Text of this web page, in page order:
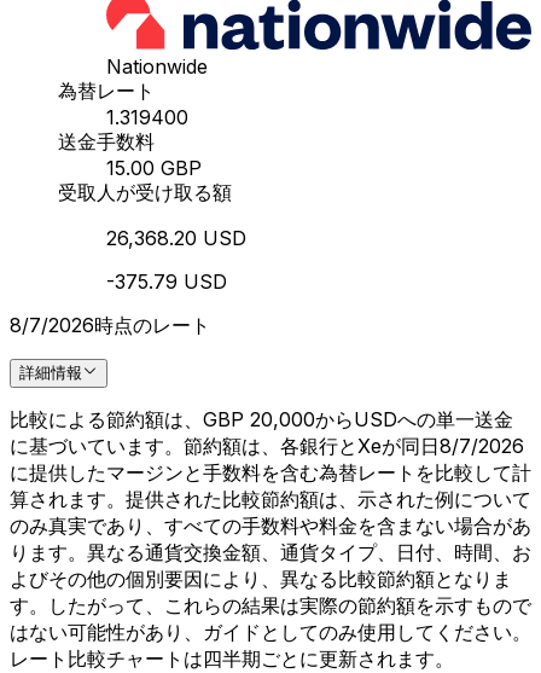
Nationwide
為替レート
1.319400
送金手数料
15.00 GBP
受取人が受け取る額
26,368.20 USD
-375.79 USD
8/7/2026時点のレート
詳細情報
比較による節約額は、GBP 20,000からUSDへの単一送金
に基づいています。節約額は、各銀行とXeが同日8/7/2026
に提供したマージンと手数料を含む為替レートを比較して計
算されます。提供された比較節約額は、示された例について
のみ真実であり、すべての手数料や料金を含まない場合があ
ります。異なる通貨交換金額、通貨タイプ、日付、時間、お
よびその他の個別要因により、異なる比較節約額となりま
す。したがって、これらの結果は実際の節約額を示すもので
はない可能性があり、ガイドとしてのみ使用してください。
レート比較チャートは四半期ごとに更新されます。